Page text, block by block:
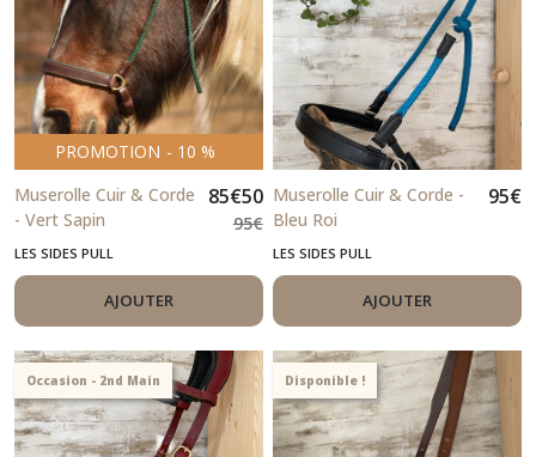
PROMOTION - 10 %
Muserolle Cuir & Corde
- Vert Sapin
85€50
95€
LES SIDES PULL
AJOUTER
Muserolle Cuir & Corde -
Bleu Roi
95€
LES SIDES PULL
AJOUTER
Occasion - 2nd Main Disponible !